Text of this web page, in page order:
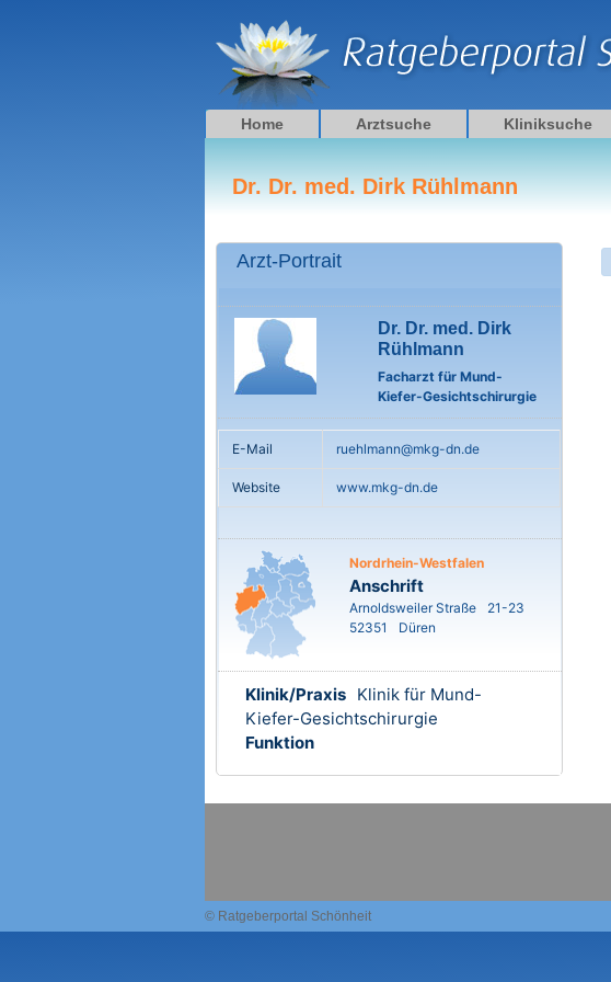
Home Arztsuche Kliniksuche
Dr. Dr. med. Dirk Rühlmann
Arzt-Portrait
Dr. Dr. med. Dirk
Rühlmann
Facharzt für Mund-
Kiefer-Gesichtschirurgie
E-Mail ruehlmann@mkg-dn.de
Website www.mkg-dn.de
Nordrhein-Westfalen
Anschrift
Arnoldsweiler Straße
21-23
52351
Düren
Klinik/Praxis Klinik für Mund-
Kiefer-Gesichtschirurgie
Funktion
© Ratgeberportal Schönheit